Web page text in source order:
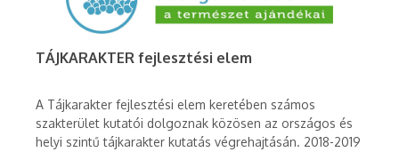
TÁJKARAKTER fejlesztési elem
A Tájkarakter fejlesztési elem keretében számos
szakterület kutatói dolgoznak közösen az országos és
helyi szintű tájkarakter kutatás végrehajtásán. 2018-2019